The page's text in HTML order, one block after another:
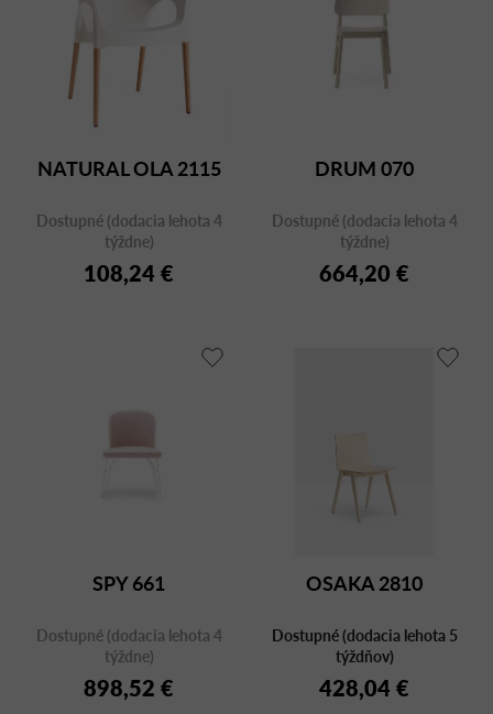
NATURAL OLA 2115
Dostupné (dodacia lehota 4
týždne)
108,24 €
DRUM 070
Dostupné (dodacia lehota 4
týždne)
664,20 €
SPY 661
Dostupné (dodacia lehota 4
týždne)
898,52 €
OSAKA 2810
Dostupné (dodacia lehota 5
týždňov)
428,04 €